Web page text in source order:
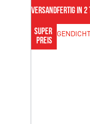
VERSANDFERTIG IN 2
SUPER
PREIS